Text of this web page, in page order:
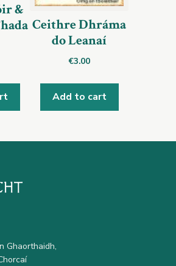
&
Ceithre Dhráma
do Leanaí
€3.00
Add to cart
Ghaorthaidh,